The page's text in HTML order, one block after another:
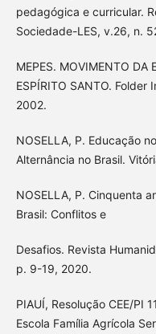
pedagógica e curricular.
Sociedade-LES, v.26, n.
MEPES. MOVIMENTO DA
ESPÍRITO SANTO. Folder
2002.
NOSELLA, P. Educação
Alternância no Brasil.
NOSELLA, P. Cinquenta
Brasil: Conflitos e
Desafios. Revista
p. 9-19, 2020.
PIAUÍ, Resolução CEE/PI
Escola Família Agrícola